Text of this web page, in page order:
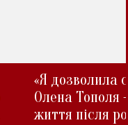
«Я дозволила
Олена Тополя
життя після